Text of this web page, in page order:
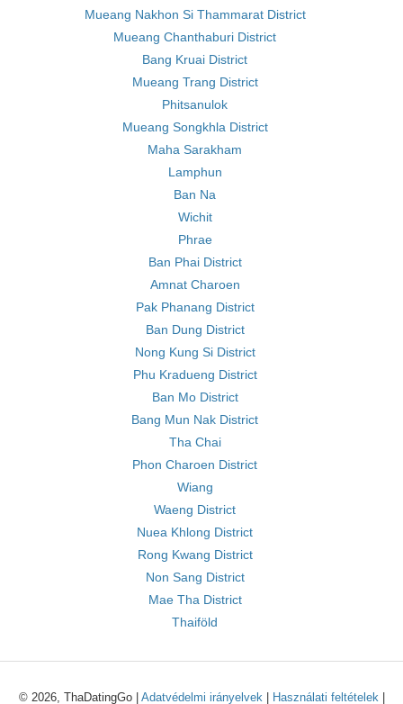
Mueang Nakhon Si Thammarat District
Mueang Chanthaburi District
Bang Kruai District
Mueang Trang District
Phitsanulok
Mueang Songkhla District
Maha Sarakham
Lamphun
Ban Na
Wichit
Phrae
Ban Phai District
Amnat Charoen
Pak Phanang District
Ban Dung District
Nong Kung Si District
Phu Kradueng District
Ban Mo District
Bang Mun Nak District
Tha Chai
Phon Charoen District
Wiang
Waeng District
Nuea Khlong District
Rong Kwang District
Non Sang District
Mae Tha District
Thaiföld
© 2026, ThaDatingGo | Adatvédelmi irányelvek| Használati feltételek|